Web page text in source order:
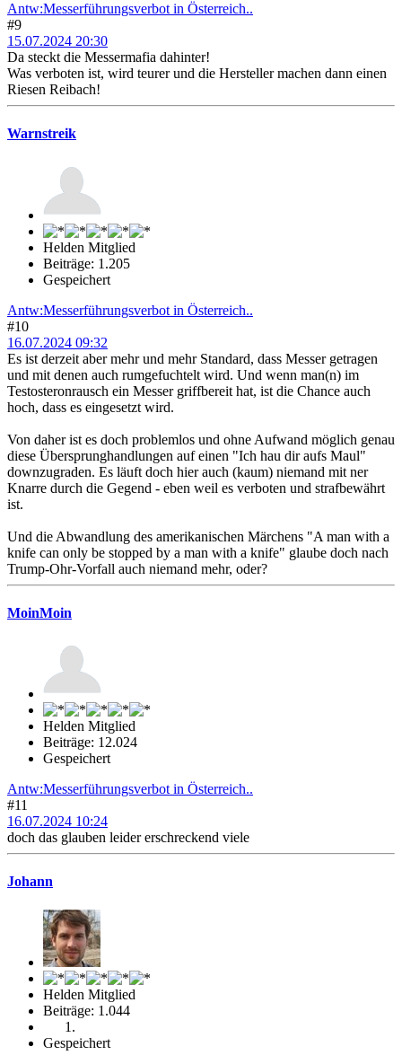
Antw:Messerführungsverbot in Österreich..
#9
15.07.2024 20:30
Da steckt die Messermafia dahinter!
Was verboten ist, wird teurer und die Hersteller machen dann einen
Riesen Reibach!
Warnstreik
Helden Mitglied
Beiträge: 1.205
Gespeichert
Antw:Messerführungsverbot in Österreich..
#10
16.07.2024 09:32
Es ist derzeit aber mehr und mehr Standard, dass Messer getragen
und mit denen auch rumgefuchtelt wird. Und wenn man(n) im
Testosteronrausch ein Messer griffbereit hat, ist die Chance auch
hoch, dass es eingesetzt wird.
Von daher ist es doch problemlos und ohne Aufwand möglich genau
diese Übersprunghandlungen auf einen "Ich hau dir aufs Maul"
downzugraden. Es läuft doch hier auch (kaum) niemand mit ner
Knarre durch die Gegend - eben weil es verboten und strafbewährt
ist.
Und die Abwandlung des amerikanischen Märchens "A man with a
knife can only be stopped by a man with a knife" glaube doch nach
Trump-Ohr-Vorfall auch niemand mehr, oder?
MoinMoin
Helden Mitglied
Beiträge: 12.024
Gespeichert
Antw:Messerführungsverbot in Österreich..
#11
16.07.2024 10:24
doch das glauben leider erschreckend viele
Johann
Helden Mitglied
Beiträge: 1.044
Gespeichert